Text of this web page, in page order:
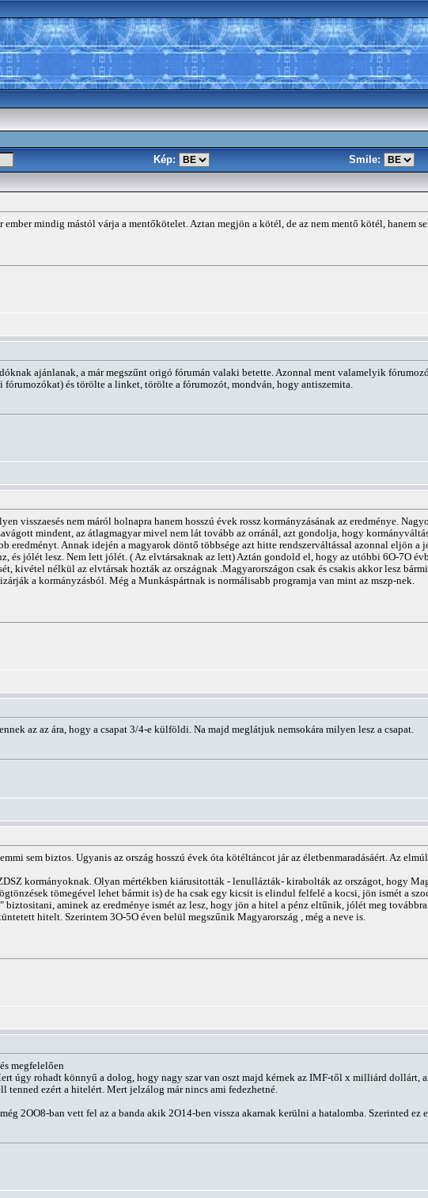
Kép: Smile:
mindig mástól várja a mentőkötelet. Aztan megjön a kötél, de az nem mentő kötél, hanem
ajánlanak, a már megszűnt origó fórumán valaki betette. Azonnal ment valamelyik
és törölte a linket, törölte a fórumozót, mondván, hogy antiszemita.
visszaesés nem máról holnapra hanem hosszú évek rossz kormányzásának az eredménye.
mindent, az átlagmagyar mivel nem lát tovább az orránál, azt gondolja, hogy
eredményt. Annak idején a magyarok döntő többsége azt hitte rendszerváltással azonnal eljön
és jólét lesz. Nem lett jólét. ( Az elvtársaknak az lett) Aztán gondold el, hogy az utóbbi 6O-7O
kivétel nélkül az elvtársak hozták az országnak .Magyarországon csak és csakis akkor lesz
a kormányzásból. Még a Munkáspártnak is normálisabb programja van mint az mszp-nek.
az az ára, hogy a csapat 3/4-e külföldi. Na majd meglátjuk nemsokára milyen lesz a csapat.
sem biztos. Ugyanis az ország hosszú évek óta kötéltáncot jár az életbenmaradásáért. Az
kormányoknak. Olyan mértékben kiárusitották - lenullázták- kirabolták az országot, hogy
tömegével lehet bármit is) de ha csak egy kicsit is elindul felfelé a kocsi, jön ismét a
aminek az eredménye ismét az lesz, hogy jön a hitel a pénz eltűnik, jólét meg
hitelt. Szerintem 3O-5O éven belül megszűnik Magyarország , még a neve is.
megfelelően
úgy rohadt könnyű a dolog, hogy nagy szar van oszt majd kérnek az IMF-től x milliárd dollárt,
tenned ezért a hitelért. Mert jelzálog már nincs ami fedezhetné.
2OO8-ban vett fel az a banda akik 2O14-ben vissza akarnak kerülni a hatalomba. Szerinted ez